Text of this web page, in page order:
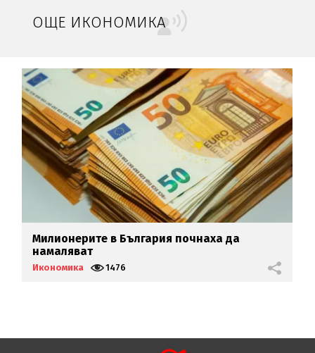
ОЩЕ ИКОНОМИКА
Милионерите в България почнаха да
намаляват
Икономика 1476